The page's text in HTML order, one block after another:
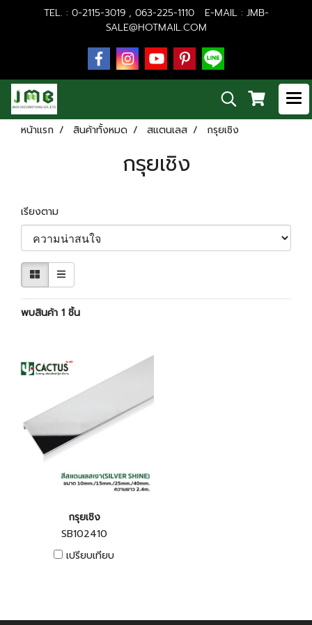
TEL. : 0-2115-3019 , 063-225-1110 E-MAIL : JMB-
SALE@HOTMAIL.COM
หน้าแรก สินค้าทั้งหมด สแตนเลส กรุยเชิง
กรุยเชิง
เรียงตาม
พบสินค้า 1 ชิ้น
กรุยเชิง
SB102410
เปรียบเทียบ